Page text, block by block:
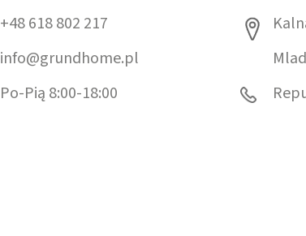
+48 618 802 217
info@grundhome.pl
Po-Pią 8:00-18:00